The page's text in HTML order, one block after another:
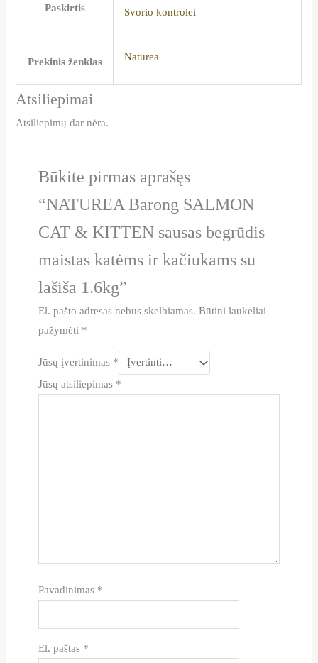
Paskirtis
Svorio kontrolei
Prekinis ženklas Naturea
Atsiliepimai
Atsiliepimų dar nėra.
Būkite pirmas aprašęs
“NATUREA Barong SALMON
CAT & KITTEN sausas begrūdis
maistas katėms ir kačiukams su
lašiša 1.6kg”
El. pašto adresas nebus skelbiamas. Būtini laukeliai
pažymėti *
Jūsų įvertinimas *
Jūsų atsiliepimas *
Pavadinimas *
El. paštas *